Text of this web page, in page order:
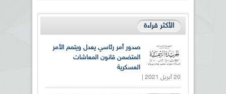
الأكثر قراءة
صدور أمر رئاسي يعدل ويتمم الأمر
المتضمن قانون المعاشات
العسكرية
20 أبريل 2021 |